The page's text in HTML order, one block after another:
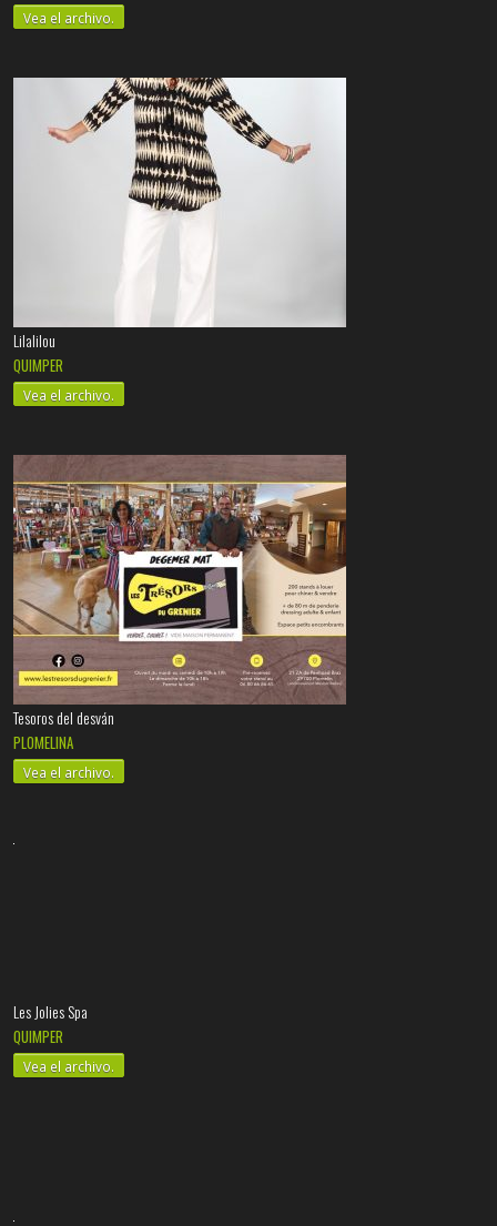
Vea el archivo.
Lilalilou
QUIMPER
Vea el archivo.
Tesoros del desván
PLOMELINA
Vea el archivo.
Les Jolies Spa
QUIMPER
Vea el archivo.